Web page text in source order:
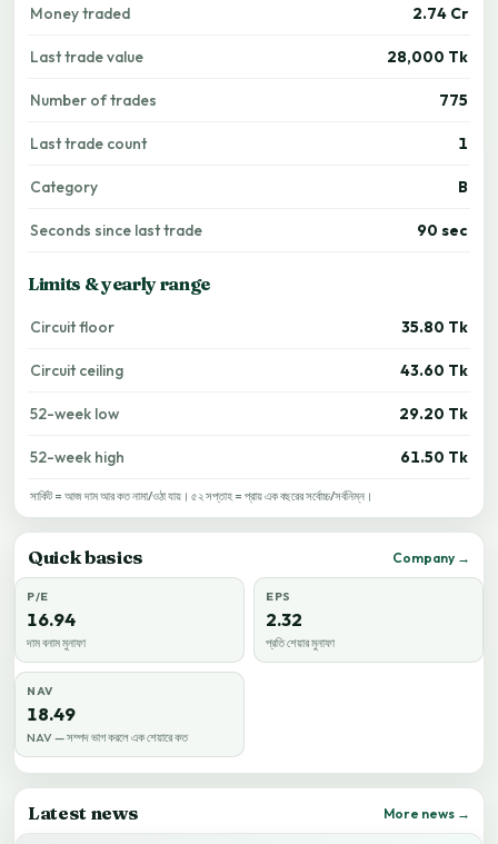
Money traded 2.74 Cr
Last trade value 28,000 Tk
Number of trades 775
Last trade count 1
Category B
Seconds since last trade 90 sec
Limits & yearly range
Circuit floor 35.80 Tk
Circuit ceiling 43.60 Tk
52-week low 29.20 Tk
52-week high 61.50 Tk
সার্কিট = আজ দাম আর কত নামা/ওঠা যায়। ৫২ সপ্তাহ = প্রায় এক বছরের সর্বোচ্চ/সর্বনিম্ন।
Quick basics Company →
P/E
16.94
দাম বনাম মুনাফা
EPS
2.32
প্রতি শেয়ার মুনাফা
NAV
18.49
NAV — সম্পদ ভাগ করলে এক শেয়ারে কত
Latest news More news →